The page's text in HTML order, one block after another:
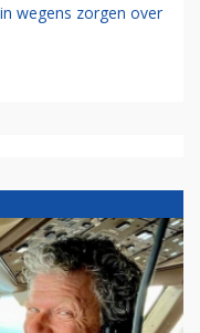
wegens zorgen over